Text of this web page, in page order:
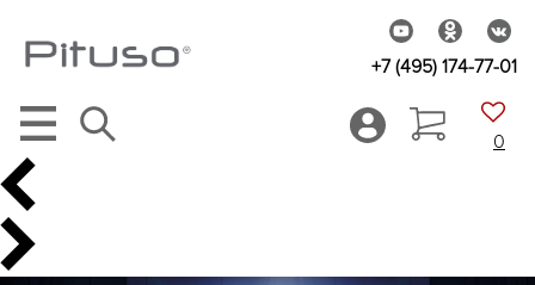
+7 (495) 174-77-01
0